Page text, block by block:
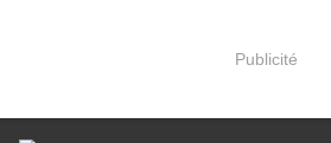
Publicité